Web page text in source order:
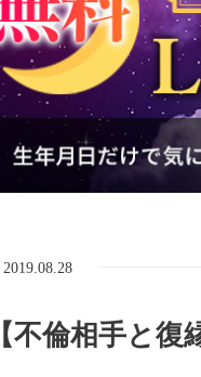
2019.08.28
【不倫相手と